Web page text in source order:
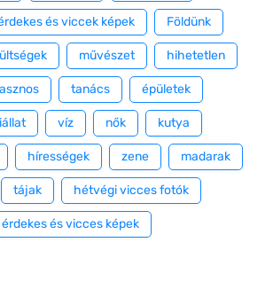
és viccek képek Földünk
művészet hihetetlen
tanács épületek
víz nők kutya
hírességek zene madarak
tájak hétvégi vicces fotók
érdekes és vicces képek